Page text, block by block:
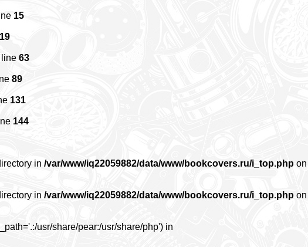
15
19
63
89
131
144
in /var/www/iq22059882/data/www/bookcovers.ru/i_top.php on
in /var/www/iq22059882/data/www/bookcovers.ru/i_top.php on
usr/share/pear:/usr/share/php') in